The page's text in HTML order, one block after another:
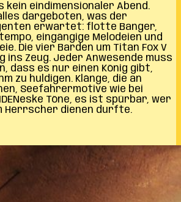
kein eindimensionaler Abend.
dargeboten, was der
erwartet: flotte Banger,
eingängige Melodeien und
Die vier Barden um Titan Fox V
ins Zeug. Jeder Anwesende muss
dass es nur einen König gibt,
zu huldigen. Klänge, die an
Seefahrermotive wie bei
Töne, es ist spürbar, wer
Herrscher dienen durfte.